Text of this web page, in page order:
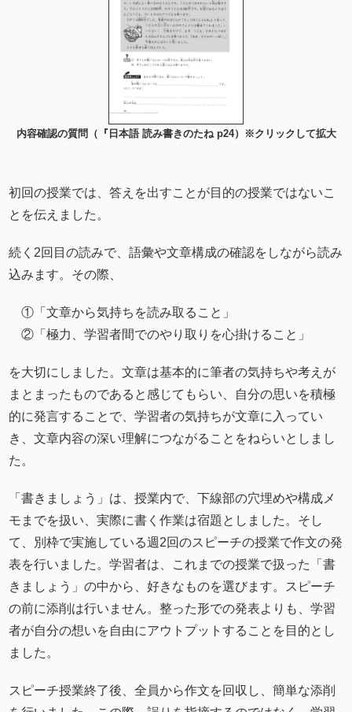
内容確認の質問（『日本語 読み書きのたね p24）※クリックして拡大
初回の授業では、答えを出すことが目的の授業ではないこ
とを伝えました。
続く2回目の読みで、語彙や文章構成の確認をしながら読み
込みます。その際、
①「文章から気持ちを読み取ること」
②「極力、学習者間でのやり取りを心掛けること」
を大切にしました。文章は基本的に筆者の気持ちや考えが
まとまったものであると感じてもらい、自分の思いを積極
的に発言することで、学習者の気持ちが文章に入ってい
き、文章内容の深い理解につながることをねらいとしまし
た。
「書きましょう」は、授業内で、下線部の穴埋めや構成メ
モまでを扱い、実際に書く作業は宿題としました。そし
て、別枠で実施している週2回のスピーチの授業で作文の発
表を行いました。学習者は、これまでの授業で扱った「書
きましょう」の中から、好きなものを選びます。スピーチ
の前に添削は行いません。整った形での発表よりも、学習
者が自分の想いを自由にアウトプットすることを目的とし
ました。
スピーチ授業終了後、全員から作文を回収し、簡単な添削